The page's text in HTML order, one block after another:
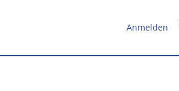
Anmelden